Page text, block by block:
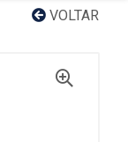
VOLTAR